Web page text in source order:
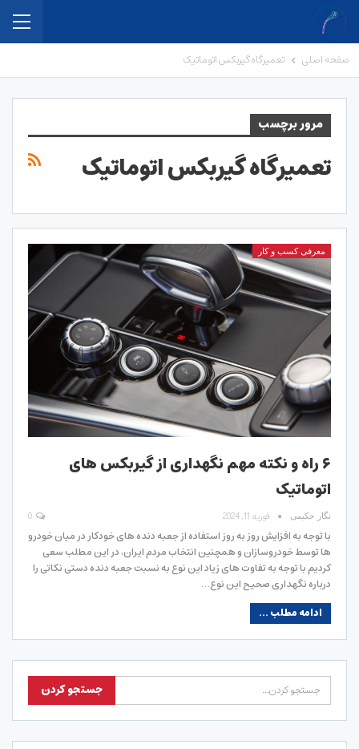
صفحه اصلی تعمیرگاه گیربکس اتوماتیک
مرور برچسب
تعمیرگاه گیربکس اتوماتیک
معرفی کسب و کار
۶ راه و نکته مهم نگهداری از گیربکس های
اتوماتیک
نگار حکیمی فوریه 11, 2024
با توجه به افزایش روز به روز استفاده از جعبه دنده های خودکار در میان خودرو
ها توسط خودروسازان و همچنین انتخاب مردم ایران، در این مطلب سعی
کردیم با توجه به تفاوت های زیاد این نوع به نسبت جعبه دنده دستی نکاتی را
درباره نگهداری صحیح این نوع…
ادامه مطلب ...